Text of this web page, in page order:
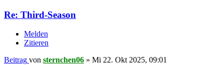
Re: Third-Season
Melden
Zitieren
Beitrag von sternchen06 » Mi 22. Okt 2025, 09:01